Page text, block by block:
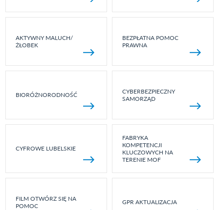
AKTYWNY MALUCH/
ŻŁOBEK
BEZPŁATNA POMOC
PRAWNA
BIORÓŻNORODNOŚĆ
CYBERBEZPIECZNY
SAMORZĄD
CYFROWE LUBELSKIE
FABRYKA
KOMPETENCJI
KLUCZOWYCH NA
TERENIE MOF
FILM OTWÓRZ SIĘ NA
POMOC
GPR AKTUALIZACJA